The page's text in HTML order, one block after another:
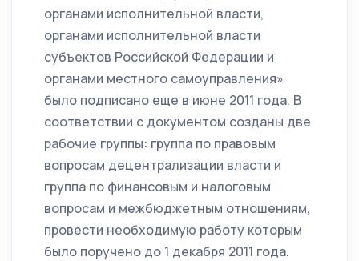
органами исполнительной власти,
органами исполнительной власти
субъектов Российской Федерации и
органами местного самоуправления»
было подписано еще в июне 2011 года. В
соответствии с документом созданы две
рабочие группы: группа по правовым
вопросам децентрализации власти и
группа по финансовым и налоговым
вопросам и межбюджетным отношениям,
провести необходимую работу которым
было поручено до 1 декабря 2011 года.